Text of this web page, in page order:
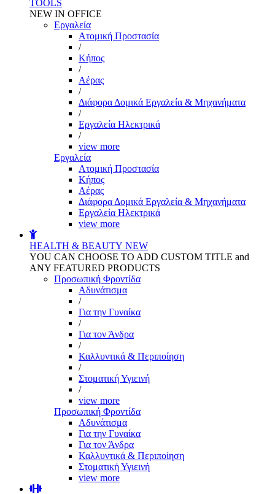
TOOLS
NEW IN OFFICE
Εργαλεία
Aτομική Προστασία
/
Kήπος
/
Αέρας
/
Διάφορα Δομικά Εργαλεία & Μηχανήματα
/
Εργαλεία Ηλεκτρικά
/
view more
Εργαλεία
Aτομική Προστασία
Kήπος
Αέρας
Διάφορα Δομικά Εργαλεία & Μηχανήματα
Εργαλεία Ηλεκτρικά
view more
HEALTH & BEAUTY NEW
YOU CAN CHOOSE TO ADD CUSTOM TITLE and
ANY FEATURED PRODUCTS
Προσωπική Φροντίδα
Αδυνάτισμα
/
Για την Γυναίκα
/
Για τον Άνδρα
/
Καλλυντικά & Περιποίηση
/
Στοματική Υγιεινή
/
view more
Προσωπική Φροντίδα
Αδυνάτισμα
Για την Γυναίκα
Για τον Άνδρα
Καλλυντικά & Περιποίηση
Στοματική Υγιεινή
view more